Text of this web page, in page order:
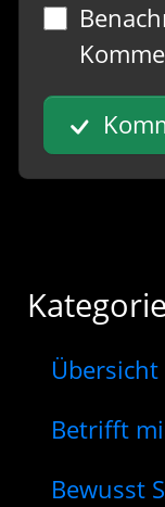
Übersicht
Betrifft
Bewusst